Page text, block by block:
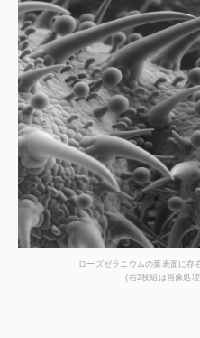
ローズゼラニウムの葉表面に存
(右2枚組は画像処